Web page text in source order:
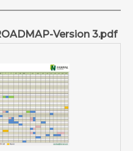
Version 3.pdf